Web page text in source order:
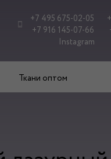
+7 495 675-02-05
+7 916 145-07-66
Instagram
Ткани оптом